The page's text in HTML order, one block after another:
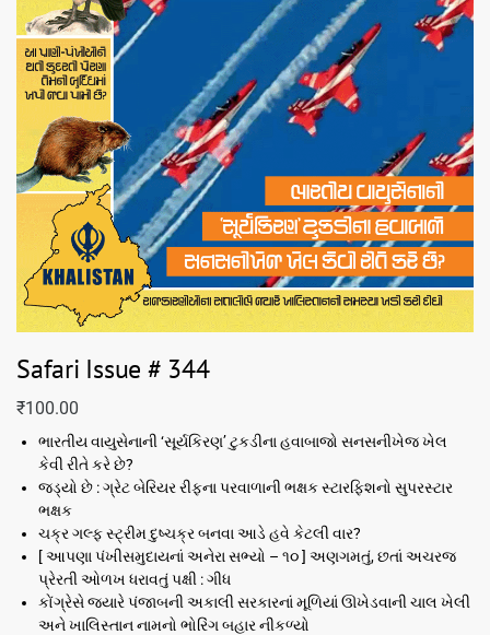
Safari Issue # 344
₹100.00
ભારતીય વાયુસેનાની ‘સૂર્યકિરણ’ ટુકડીના હવાબાજો સનસનીખેજ ખેલ
કેવી રીતે કરે છે?
જડ્યો છે : ગ્રેટ બેરિયર રીફના પરવાળાની ભક્ષક સ્ટારફિશનો સુપરસ્ટાર
ભક્ષક
ચક્ર ગલ્ફ સ્ટ્રીમ દુષ્ચક્ર બનવા આડે હવે કેટલી વાર?
[ આપણા પંખીસમુદાયનાં અનેરા સભ્યો – ૧૦ ] અણગમતું, છતાં અચરજ
પ્રેરતી ઓળખ ધરાવતું પક્ષી : ગીધ
કોંગ્રેસે જ્યારે પંજાબની અકાલી સરકારનાં મૂળિયાં ઊખેડવાની ચાલ ખેલી
અને ખાલિસ્તાન નામનો ભોરિંગ બહાર નીકળ્યો